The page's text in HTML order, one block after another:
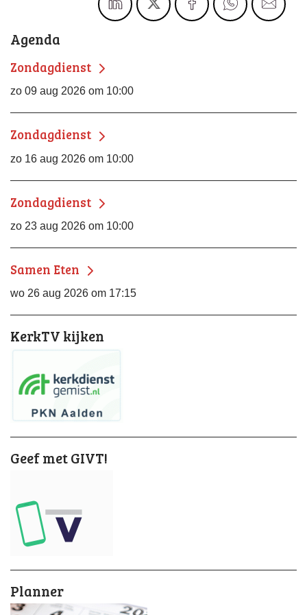
Agenda
Zondagdienst
zo 09 aug 2026 om 10:00
Zondagdienst
zo 16 aug 2026 om 10:00
Zondagdienst
zo 23 aug 2026 om 10:00
Samen Eten
wo 26 aug 2026 om 17:15
KerkTV kijken
Geef met GIVT!
Planner